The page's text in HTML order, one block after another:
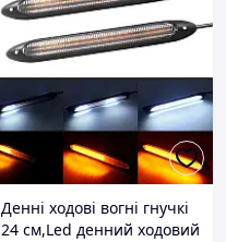
Денні ходові вогні гнучкі
24 см,Led денний ходовий